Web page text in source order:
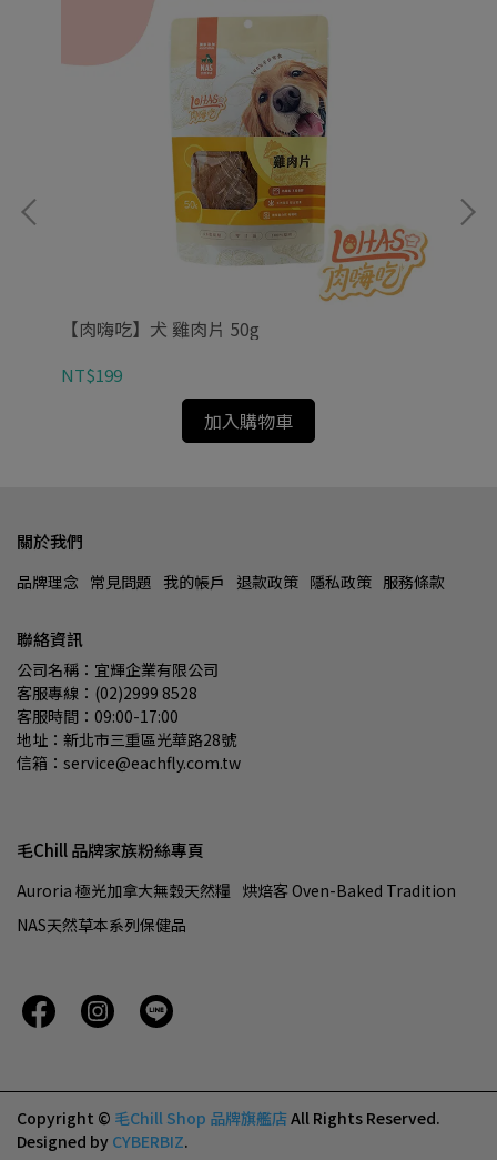
【肉嗨吃】犬 雞肉片 50g
NT$199
加入購物車
關於我們
品牌理念 常見問題 我的帳戶 退款政策 隱私政策 服務條款
聯絡資訊
公司名稱：宜輝企業有限公司
客服專線：(02)2999 8528
客服時間：09:00-17:00
地址：新北市三重區光華路28號
信箱：service@eachfly.com.tw
毛Chill 品牌家族粉絲專頁
Auroria 極光加拿大無穀天然糧 烘焙客 Oven-Baked Tradition
NAS天然草本系列保健品
Copyright © 毛Chill Shop 品牌旗艦店All Rights Reserved.
Designed by CYBERBIZ.